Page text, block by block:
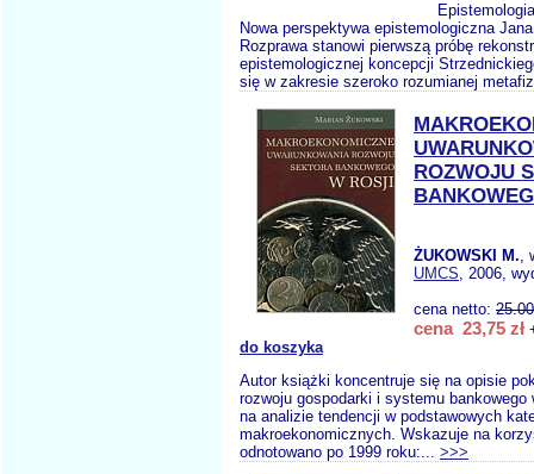
Nowa perspektywa epistemologiczna
Rozprawa stanowi pierwszą próbę
epistemologicznej koncepcji
się w zakresie szeroko rozumianej
ROZWOJU
ŻUKOWSKI M.,
UMCS, 2006,
cena netto: 25.00
cena 23,75 zł
do koszyka
Autor książki koncentruje się na opisie
rozwoju gospodarki i systemu bankowego
na analizie tendencji w podstawowych
makroekonomicznych. Wskazuje na
odnotowano po 1999 roku:... >>>